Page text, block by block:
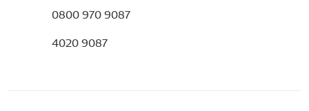
0800 970 9087
4020 9087